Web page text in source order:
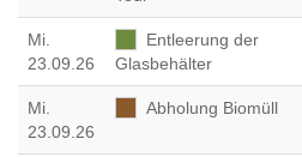
Mi.
23.09.26
Entleerung der
Glasbehälter
Mi.
23.09.26
Abholung Biomüll